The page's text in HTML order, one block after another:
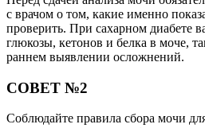
с врачом о том, какие именно
проверить. При сахарном диабете
глюкозы, кетонов и белка в моче,
раннем выявлении осложнений.
СОВЕТ №2
Соблюдайте правила сбора мочи